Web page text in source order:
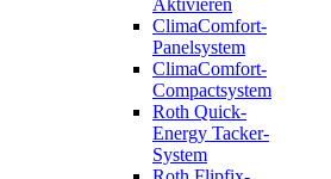
Aktivieren
ClimaComfort-
Panelsystem
ClimaComfort-
Compactsystem
Roth Quick-
Energy Tacker-
System